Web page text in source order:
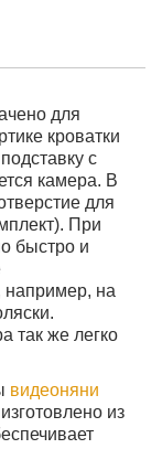
для
кроватки
с
камера. В
для
При
быстро и
например, на
так же легко
видеоняни
из